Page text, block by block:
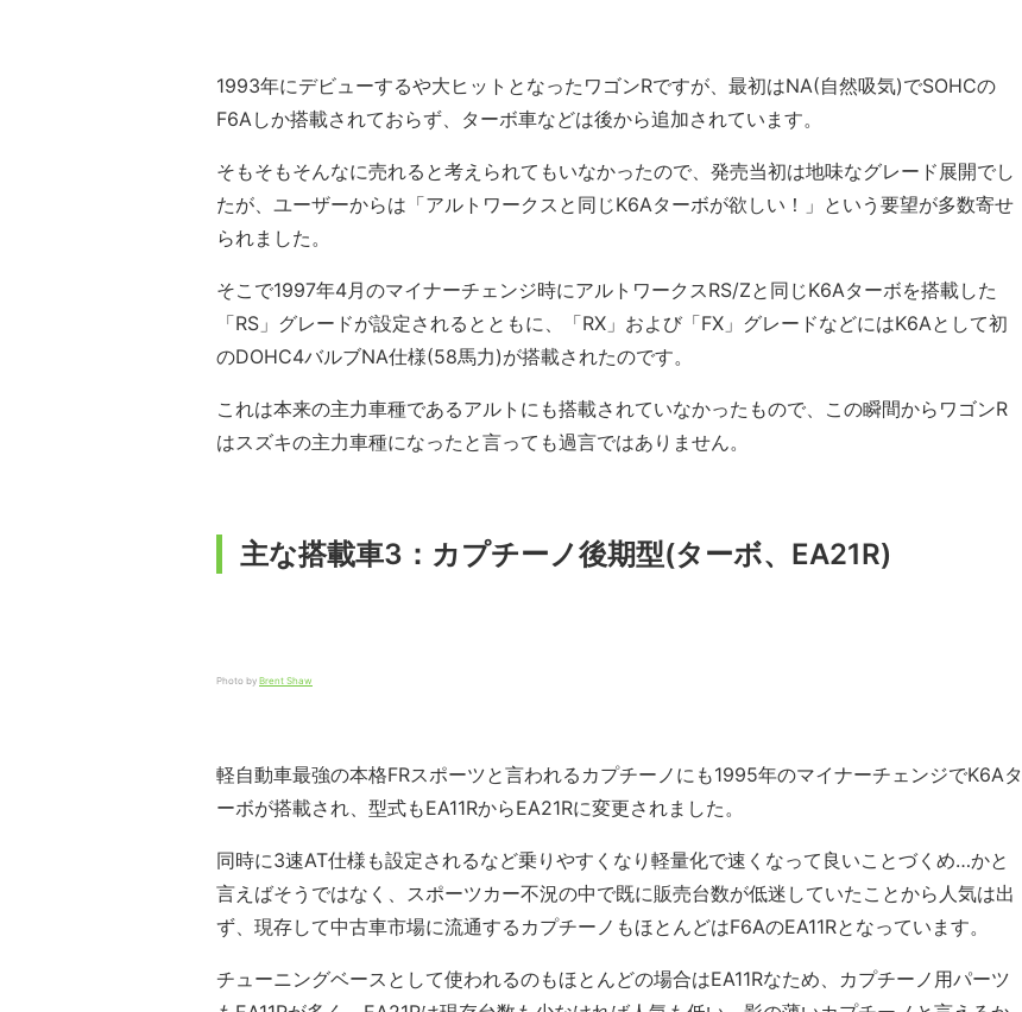
1993年にデビューするや大ヒットとなったワゴンRですが、最初はNA(自然吸気)でSOHCの
F6Aしか搭載されておらず、ターボ車などは後から追加されています。
そもそもそんなに売れると考えられてもいなかったので、発売当初は地味なグレード展開でし
たが、ユーザーからは「アルトワークスと同じK6Aターボが欲しい！」という要望が多数寄せ
られました。
そこで1997年4月のマイナーチェンジ時にアルトワークスRS/Zと同じK6Aターボを搭載した
「RS」グレードが設定されるとともに、「RX」および「FX」グレードなどにはK6Aとして初
のDOHC4バルブNA仕様(58馬力)が搭載されたのです。
これは本来の主力車種であるアルトにも搭載されていなかったもので、この瞬間からワゴンR
はスズキの主力車種になったと言っても過言ではありません。
主な搭載車3：カプチーノ後期型(ターボ、EA21R)
Photo by Brent Shaw
軽自動車最強の本格FRスポーツと言われるカプチーノにも1995年のマイナーチェンジでK6Aタ
ーボが搭載され、型式もEA11RからEA21Rに変更されました。
同時に3速AT仕様も設定されるなど乗りやすくなり軽量化で速くなって良いことづくめ…かと
言えばそうではなく、スポーツカー不況の中で既に販売台数が低迷していたことから人気は出
ず、現存して中古車市場に流通するカプチーノもほとんどはF6AのEA11Rとなっています。
チューニングベースとして使われるのもほとんどの場合はEA11Rなため、カプチーノ用パーツ